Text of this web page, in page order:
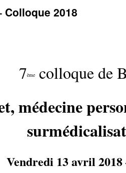
Colloque 2018
7ème colloque de
médecine
Vendredi 13 avril